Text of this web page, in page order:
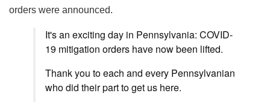
orders were announced.
It's an exciting day in Pennsylvania: COVID-
19 mitigation orders have now been lifted.
Thank you to each and every Pennsylvanian
who did their part to get us here.